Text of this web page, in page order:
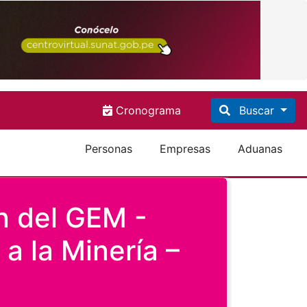
Cronograma Buscar
Personas Empresas Aduanas
del GEM -
la Minería –